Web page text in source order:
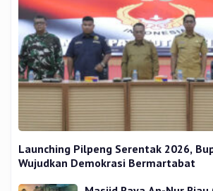
Launching Pilpeng Serentak 2026,
Wujudkan Demokrasi Bermartabat